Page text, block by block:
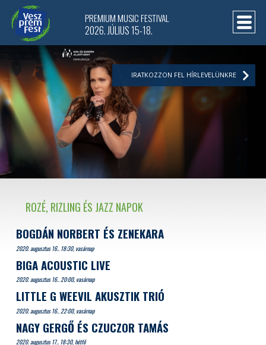
ROZÉ, RIZLING ÉS JAZZ NAPOK
BOGDÁN NORBERT ÉS ZENEKARA
2020. augusztus 16.. 18:30, vasárnap
BIGA ACOUSTIC LIVE
2020. augusztus 16.. 20:00, vasárnap
LITTLE G WEEVIL AKUSZTIK TRIÓ
2020. augusztus 16.. 22:00, vasárnap
NAGY GERGŐ ÉS CZUCZOR TAMÁS
2020. augusztus 17.. 18:30, hétfő
PREMIUM MUSIC FESTIVAL
2026. JÚLIUS 15-18.
IRATKOZZON FEL HÍRLEVELÜNKRE